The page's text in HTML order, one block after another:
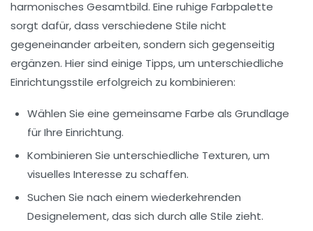
harmonisches Gesamtbild. Eine ruhige Farbpalette
sorgt dafür, dass verschiedene Stile nicht
gegeneinander arbeiten, sondern sich gegenseitig
ergänzen. Hier sind einige Tipps, um unterschiedliche
Einrichtungsstile erfolgreich zu kombinieren:
Wählen Sie eine gemeinsame Farbe als Grundlage
für Ihre Einrichtung.
Kombinieren Sie unterschiedliche Texturen, um
visuelles Interesse zu schaffen.
Suchen Sie nach einem wiederkehrenden
Designelement, das sich durch alle Stile zieht.